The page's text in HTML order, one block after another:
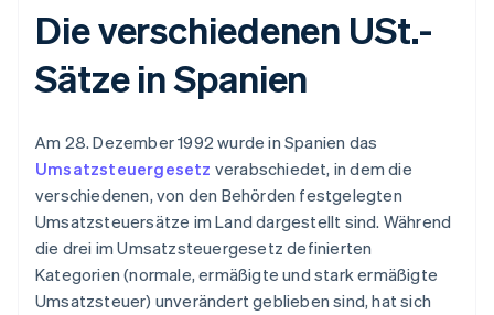
Die verschiedenen USt.-
Sätze in Spanien
Am 28. Dezember 1992 wurde in Spanien das
Umsatzsteuergesetz verabschiedet, in dem die
verschiedenen, von den Behörden festgelegten
Umsatzsteuersätze im Land dargestellt sind. Während
die drei im Umsatzsteuergesetz definierten
Kategorien (normale, ermäßigte und stark ermäßigte
Umsatzsteuer) unverändert geblieben sind, hat sich